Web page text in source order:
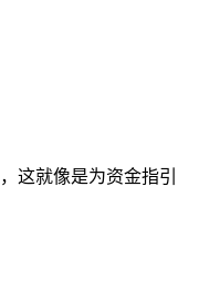
这就像是为资金指引